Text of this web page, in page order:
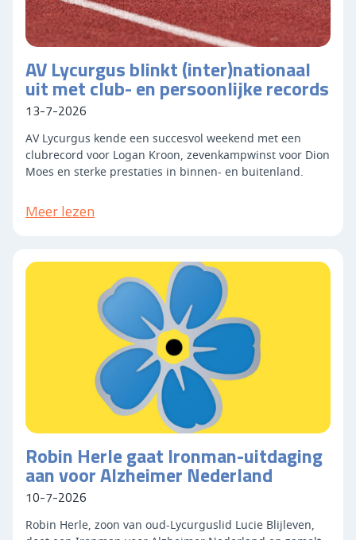
AV Lycurgus blinkt (inter)nationaal
uit met club- en persoonlijke records
13-7-2026
AV Lycurgus kende een succesvol weekend met een
clubrecord voor Logan Kroon, zevenkampwinst voor Dion
Moes en sterke prestaties in binnen- en buitenland.
Meer lezen
Robin Herle gaat Ironman-uitdaging
aan voor Alzheimer Nederland
10-7-2026
Robin Herle, zoon van oud-Lycurguslid Lucie Blijleven,